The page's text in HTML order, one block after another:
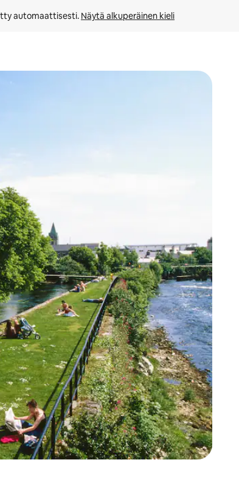
automaattisesti. Näytä alkuperäinen kieli
tai pyyhkäisemällä.